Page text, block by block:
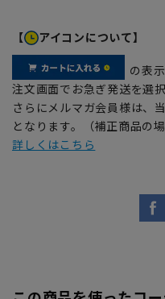
【 アイコンについて】
の表
注文画面でお急ぎ発送を選
さらにメルマガ会員様は、
となります。（補正商品の
詳しくはこちら